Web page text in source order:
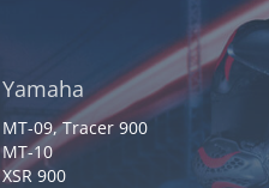
Yamaha
MT-09, Tracer 900
MT-10
XSR 900